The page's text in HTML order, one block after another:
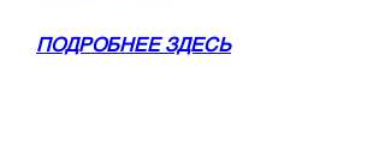
ПОДРОБНЕЕ ЗДЕСЬ